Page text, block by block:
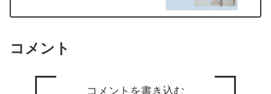
コメント
コメントを書き込む